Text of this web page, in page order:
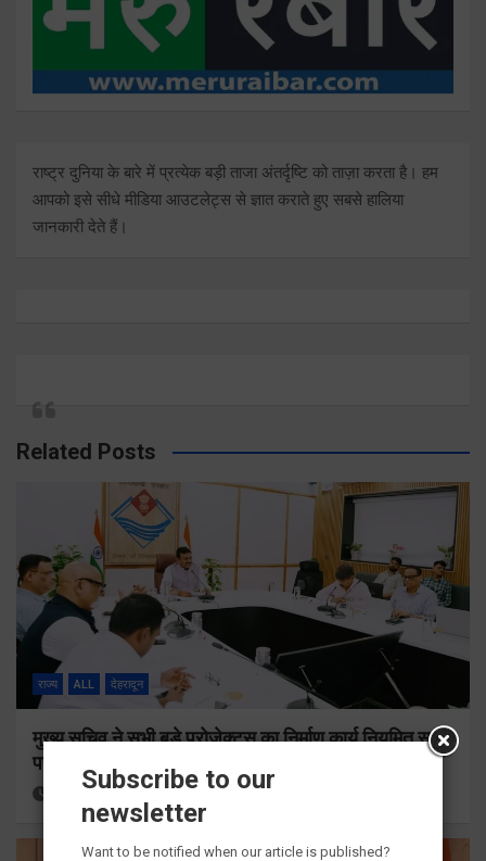
राष्ट्र दुनिया के बारे में प्रत्येक बड़ी ताजा अंतर्दृष्टि को ताज़ा करता है। हम
आपको इसे सीधे मीडिया आउटलेट्स से ज्ञात कराते हुए सबसे हालिया
जानकारी देते हैं।
Related Posts
राज्य ALL देहरादून
मुख्य सचिव ने सभी बड़े प्रोजेक्ट्स का निर्माण कार्य नियमित समय
पर पूर्ण किए जाने के निर्देश दिए
12 hours ago Viri Gairola
Subscribe to our
newsletter
Want to be notified when our article is published?